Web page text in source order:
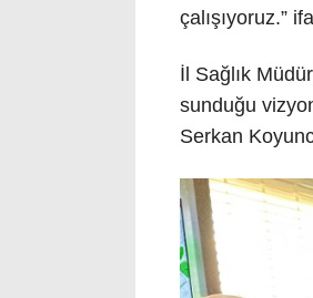
çalışıyoruz.”
İl Sağlık
sunduğu
Serkan